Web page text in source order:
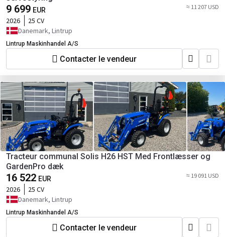
9 699 EUR ≈ 11 207 USD
2026
25 CV
Danemark, Lintrup
Lintrup Maskinhandel A/S
Contacter le vendeur
Tracteur communal Solis H26 HST Med Frontlæsser og
GardenPro dæk
16 522 EUR ≈ 19 091 USD
2026
25 CV
Danemark, Lintrup
Lintrup Maskinhandel A/S
Contacter le vendeur